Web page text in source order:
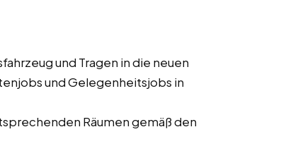
und Tragen in die neuen
und Gelegenheitsjobs in
Räumen gemäß den